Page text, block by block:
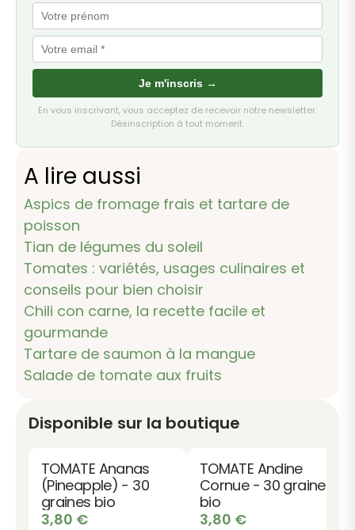
Je m'inscris →
En vous inscrivant, vous acceptez de recevoir notre newsletter.
Désinscription à tout moment.
A lire aussi
Aspics de fromage frais et tartare de
poisson
Tian de légumes du soleil
Tomates : variétés, usages culinaires et
conseils pour bien choisir
Chili con carne, la recette facile et
gourmande
Tartare de saumon à la mangue
Salade de tomate aux fruits
Disponible sur la boutique
TOMATE Ananas
(Pineapple) - 30
graines bio
3,80 €
TOMATE Andine
Cornue - 30 graines
bio
3,80 €